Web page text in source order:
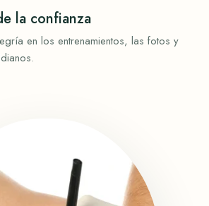
la confianza
en los entrenamientos, las fotos y